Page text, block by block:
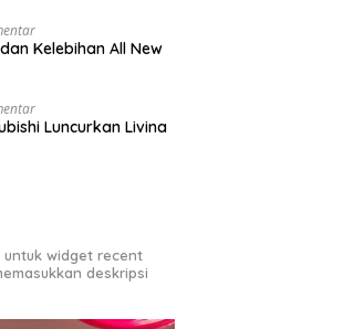
Kelebihan All New
Luncurkan Livina
widget recent
deskripsi